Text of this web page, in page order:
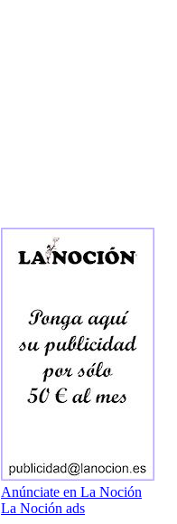
Anúnciate en La Noción
La Noción ads